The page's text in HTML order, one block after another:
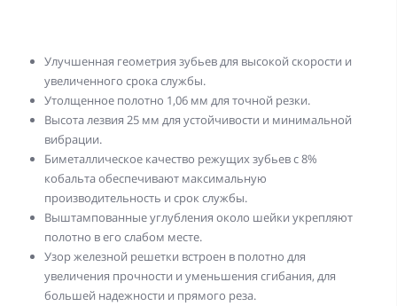
Улучшенная геометрия зубьев для высокой скорости и
увеличенного срока службы.
Утолщенное полотно 1,06 мм для точной резки.
Высота лезвия 25 мм для устойчивости и минимальной
вибрации.
Биметаллическое качество режущих зубьев с 8%
кобальта обеспечивают максимальную
производительность и срок службы.
Выштампованные углубления около шейки укрепляют
полотно в его слабом месте.
Узор железной решетки встроен в полотно для
увеличения прочности и уменьшения сгибания, для
большей надежности и прямого реза.